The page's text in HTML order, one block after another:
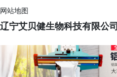
网站地图
辽宁艾贝健生物科技有限公司